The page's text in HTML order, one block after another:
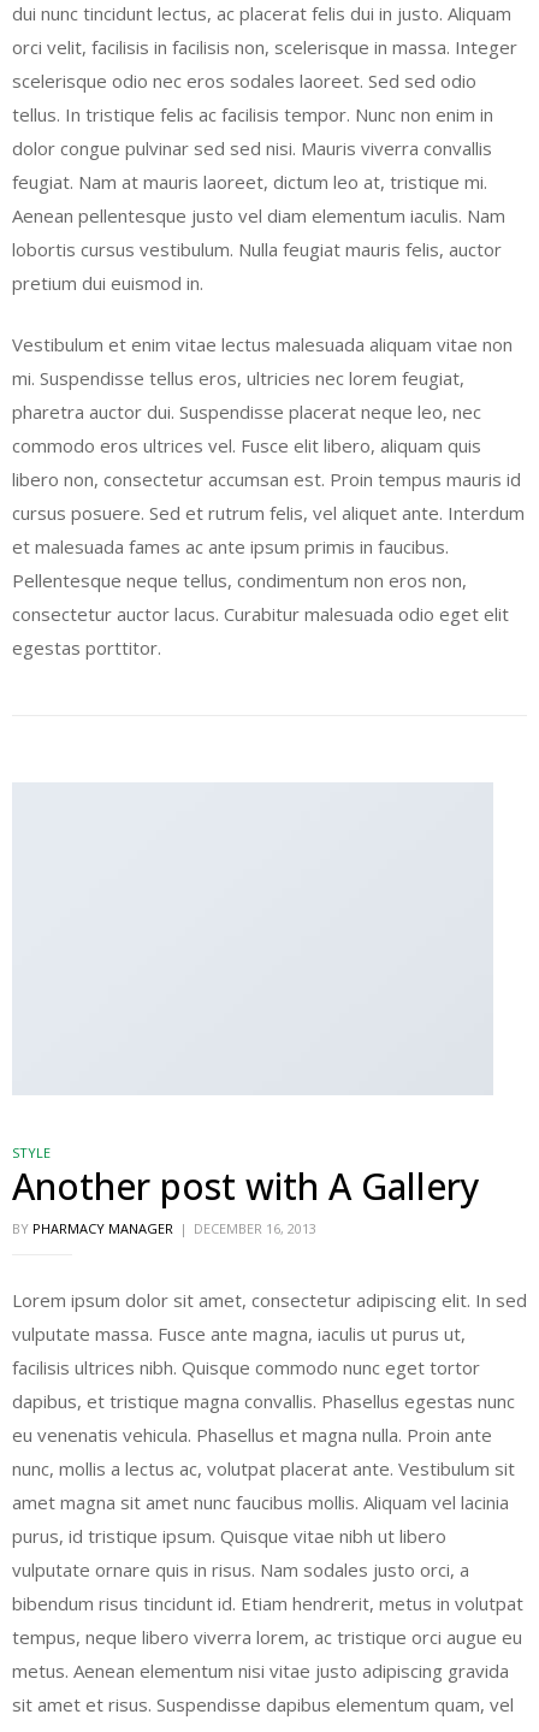
dui nunc tincidunt lectus, ac placerat felis dui in justo. Aliquam
orci velit, facilisis in facilisis non, scelerisque in massa. Integer
scelerisque odio nec eros sodales laoreet. Sed sed odio
tellus. In tristique felis ac facilisis tempor. Nunc non enim in
dolor congue pulvinar sed sed nisi. Mauris viverra convallis
feugiat. Nam at mauris laoreet, dictum leo at, tristique mi.
Aenean pellentesque justo vel diam elementum iaculis. Nam
lobortis cursus vestibulum. Nulla feugiat mauris felis, auctor
pretium dui euismod in.
Vestibulum et enim vitae lectus malesuada aliquam vitae non
mi. Suspendisse tellus eros, ultricies nec lorem feugiat,
pharetra auctor dui. Suspendisse placerat neque leo, nec
commodo eros ultrices vel. Fusce elit libero, aliquam quis
libero non, consectetur accumsan est. Proin tempus mauris id
cursus posuere. Sed et rutrum felis, vel aliquet ante. Interdum
et malesuada fames ac ante ipsum primis in faucibus.
Pellentesque neque tellus, condimentum non eros non,
consectetur auctor lacus. Curabitur malesuada odio eget elit
egestas porttitor.
STYLE
Another post with A Gallery
BY PHARMACY MANAGER DECEMBER 16, 2013
Lorem ipsum dolor sit amet, consectetur adipiscing elit. In sed
vulputate massa. Fusce ante magna, iaculis ut purus ut,
facilisis ultrices nibh. Quisque commodo nunc eget tortor
dapibus, et tristique magna convallis. Phasellus egestas nunc
eu venenatis vehicula. Phasellus et magna nulla. Proin ante
nunc, mollis a lectus ac, volutpat placerat ante. Vestibulum sit
amet magna sit amet nunc faucibus mollis. Aliquam vel lacinia
purus, id tristique ipsum. Quisque vitae nibh ut libero
vulputate ornare quis in risus. Nam sodales justo orci, a
bibendum risus tincidunt id. Etiam hendrerit, metus in volutpat
tempus, neque libero viverra lorem, ac tristique orci augue eu
metus. Aenean elementum nisi vitae justo adipiscing gravida
sit amet et risus. Suspendisse dapibus elementum quam, vel